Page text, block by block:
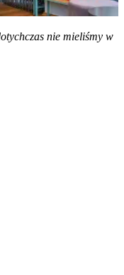
nie mieliśmy w